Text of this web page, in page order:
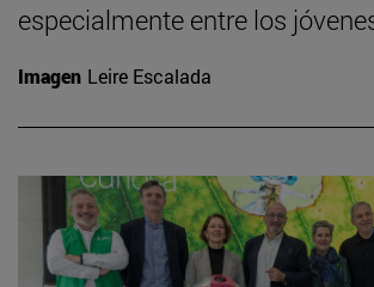
especialmente entre los
Imagen Leire Escalada